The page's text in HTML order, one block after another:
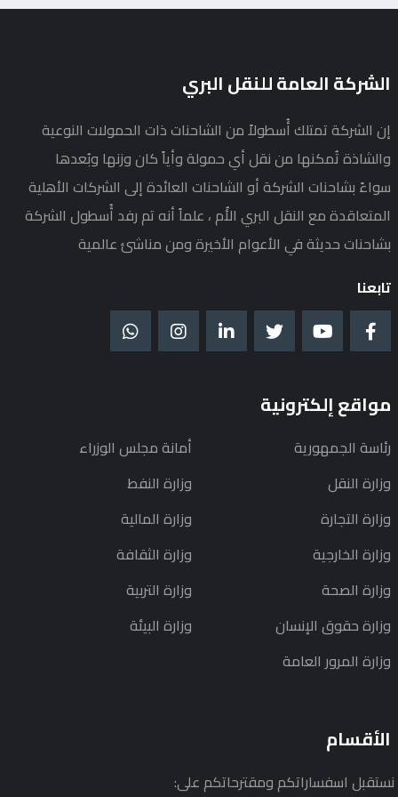
الشركة العامة للنقل البري
إن الشركة تمتلك أُسطولاً من الشاحنات ذات الحمولات النوعية
والشاذة تُمكنها من نقل أي حمولة وأياً كان وزنها وبُعدها
سواءً بشاحنات الشركة أو الشاحنات العائدة إلى الشركات الأهلية
المتعاقدة مع النقل البري الأُم ، علماً أنه تم رفد أُسطول الشركة
بشاحنات حديثة في الأعوام الأخيرة ومن مناشئ عالمية
تابعنا
مواقع إلكترونية
رئاسة الجمهورية
أمانة مجلس الوزراء
وزارة النقل
وزارة النفط
وزارة التجارة
وزارة المالية
وزارة الخارجية
وزارة الثقافة
وزارة الصحة
وزارة التربية
وزارة حقوق الإنسان
وزارة البيئة
وزارة المرور العامة
الأقسام
نستقبل اسفساراتكم ومقترحاتكم على: